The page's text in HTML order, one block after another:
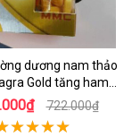
dương nam thảo
Gold tăng ham
muốn722.000₫